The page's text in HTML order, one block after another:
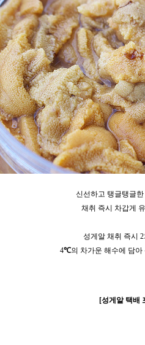
신선하고 탱글탱글
채취 즉시 차갑게
성게알 채취 즉시
4℃의 차가운 해수에 담아
[성게알 택배